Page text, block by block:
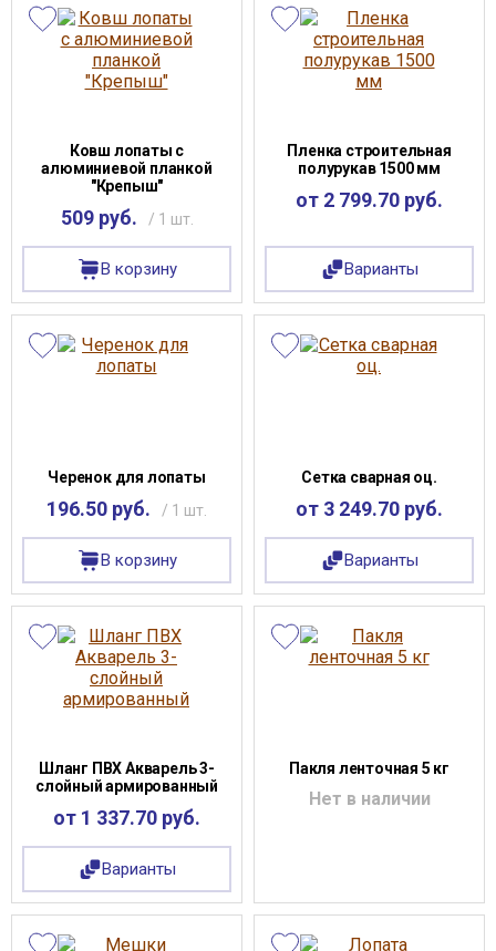
Ковш лопаты с
алюминиевой планкой
"Крепыш"
509 руб. / 1 шт.
В корзину
Пленка строительная
полурукав 1500 мм
от 2 799.70 руб.
Варианты
Черенок для лопаты
196.50 руб. / 1 шт.
В корзину
Сетка сварная оц.
от 3 249.70 руб.
Варианты
Шланг ПВХ Акварель 3-
слойный армированный
от 1 337.70 руб.
Варианты
Пакля ленточная 5 кг
Нет в наличии